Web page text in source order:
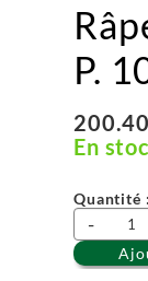
P.
En
Quantité :
-